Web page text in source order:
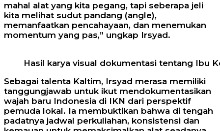
mahal alat yang kita pegang, tapi seberapa jeli
kita melihat sudut pandang (angle),
memanfaatkan pencahayaan, dan menemukan
momentum yang pas,” ungkap Irsyad.
Hasil karya visual dokumentasi tentang Ibu
Sebagai talenta Kaltim, Irsyad merasa memiliki
tanggungjawab untuk ikut mendokumentasikan
wajah baru Indonesia di IKN dari perspektif
pemuda lokal. Ia membuktikan bahwa di tengah
padatnya jadwal perkuliahan, konsistensi dan